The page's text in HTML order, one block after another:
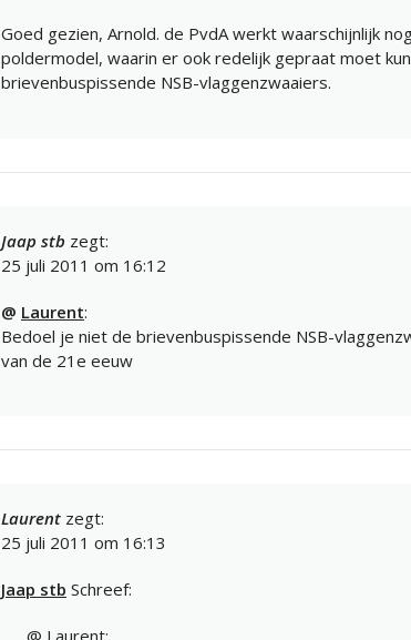
Goed gezien, Arnold. de PvdA werkt waarschijnlijk
poldermodel, waarin er ook redelijk gepraat moet
brievenbuspissende NSB-vlaggenzwaaiers.
Jaap stb zegt:
25 juli 2011 om 16:12
@ Laurent:
Bedoel je niet de brievenbuspissende NSB-
van de 21e eeuw
Laurent zegt:
25 juli 2011 om 16:13
Jaap stb Schreef:
@ Laurent: